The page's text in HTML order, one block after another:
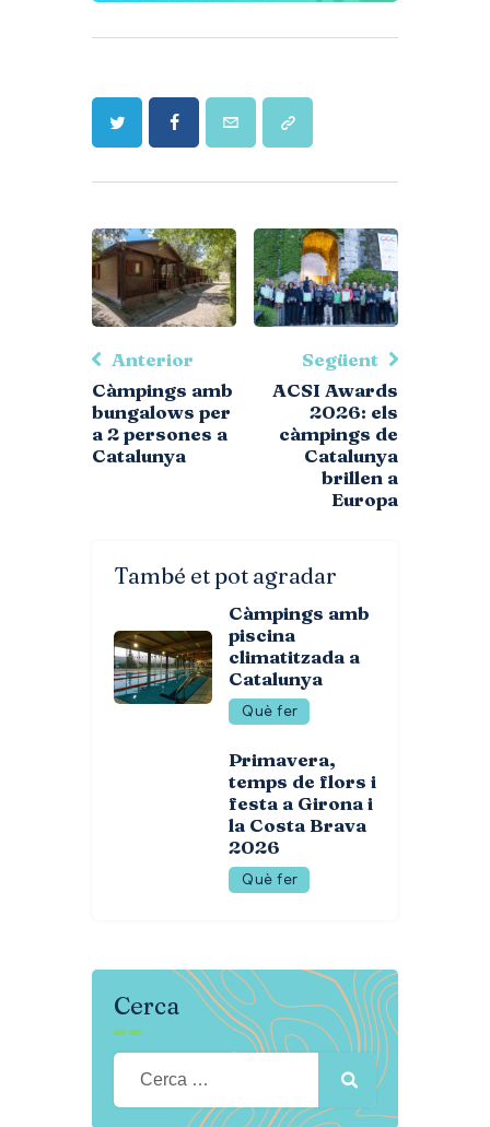
Anterior
Càmpings amb
bungalows per
a 2 persones a
Catalunya
Següent
ACSI Awards
2026: els
càmpings de
Catalunya
brillen a
Europa
També et pot agradar
Càmpings amb
piscina
climatitzada a
Catalunya
Què fer
Primavera,
temps de flors i
festa a Girona i
la Costa Brava
2026
Què fer
Cerca